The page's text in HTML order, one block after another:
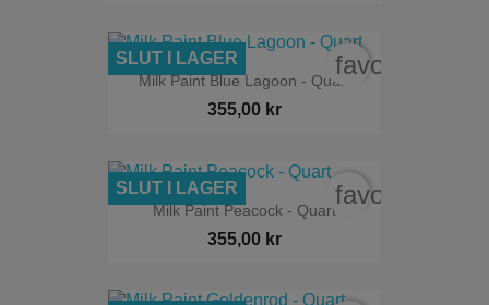
Milk Paint Blue Lagoon - Quart
355,00 kr
SLUT I LAGER
Milk Paint Peacock - Quart
355,00 kr
SLUT I LAGER